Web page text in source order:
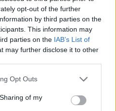
opt-out of the further
by third parties on the
This information may
parties on the IAB’s List of
may further disclose it to other
Opt Outs
of my
Kosovës, pritet zgjedhje e
kryetarit të Parlamentit!
Afat 60 ditë për
Presidentin e ri